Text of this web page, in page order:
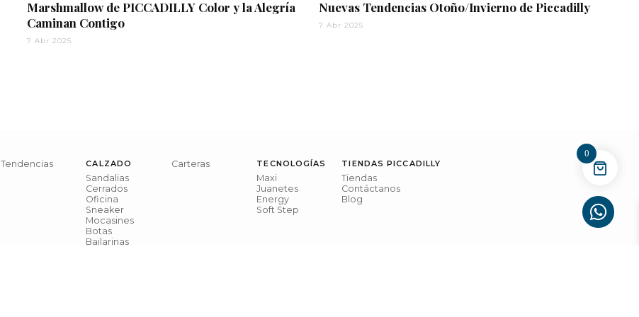
Marshmallow de PICCADILLY Color y la Alegría
Caminan Contigo
7 Abr 2025
Nuevas Tendencias Otoño/Invierno de Piccadilly
7 Abr 2025
Tendencias CALZADO
Sandalias
Cerrados
Oficina
Sneaker
Mocasines
Botas
Bailarinas
Carteras TECNOLOGÍAS
Maxi
Juanetes
Energy
Soft Step
TIENDAS PICCADILLY
Tiendas
Contáctanos
Blog
0